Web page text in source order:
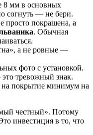
8 мм в основных
согнуть — не бери.
просто покрашена, а
. Обычная
а не ровные —
фото с установкой.
тревожный знак.
на покрытие минимум на
честный». Потому
инвестиция в то, что